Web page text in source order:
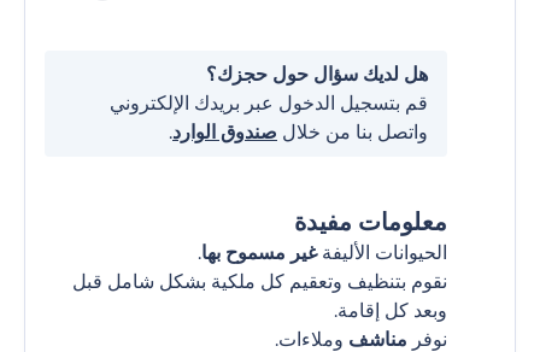
هل لديك سؤال حول حجزك؟
قم بتسجيل الدخول عبر بريدك الإلكتروني
واتصل بنا من خلال صندوق الوارد.
معلومات مفيدة
الحيوانات الأليفةغير مسموح بها.
نقوم بتنظيف وتعقيم كل ملكية بشكل شامل قبل
وبعد كل إقامة.
نوفر مناشف وملاءات.